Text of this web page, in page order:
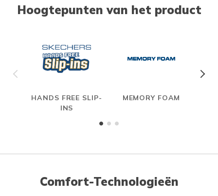
Hoogtepunten van het product
HANDS FREE SLIP-
INS
MEMORY FOAM
Comfort-Technologieën